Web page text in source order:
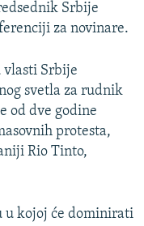
Srbije
za novinare.
vlasti Srbije
svetla za rudnik
od dve godine
protesta,
Rio Tinto,
u kojoj će dominirati